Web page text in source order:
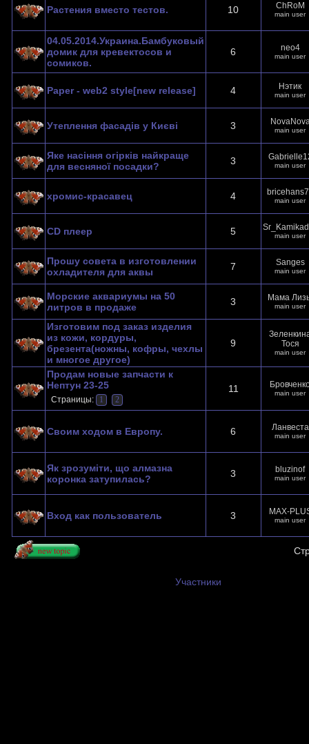
Растения вместо тестов. 10 СhRoM
main user
04.05.2014.Украина.Бамбуковый
домик для кревектосов и
сомиков.
6 neo4
main user
Paper - web2 style[new release] 4 Нэтик
main user
Утеплення фасадів у Києві 3 main user
Яке насіння огірків найкраще
для весняної посадки?
3 main user
хромис-красавец 4 main user
CD плеер 5 main user
Прошу совета в изготовлении
охладителя для аквы
7 Sanges
main user
Морские аквариумы на 50
литров в продаже
3 Мама
main user
Изготовим под заказ изделия
из кожи, кордуры,
брезента(ножны, кофры, чехлы
и многое другое)
9
Тося
main user
Продам новые запчасти к
Нептун 23-25
Страницы: 1 2
11 main user
Своим ходом в Европу. 6 Ланвеста
main user
Як зрозуміти, що алмазна
коронка затупилась?
3 bluzinof
main user
Вход как пользователь 3 MAX-
main user
Участники